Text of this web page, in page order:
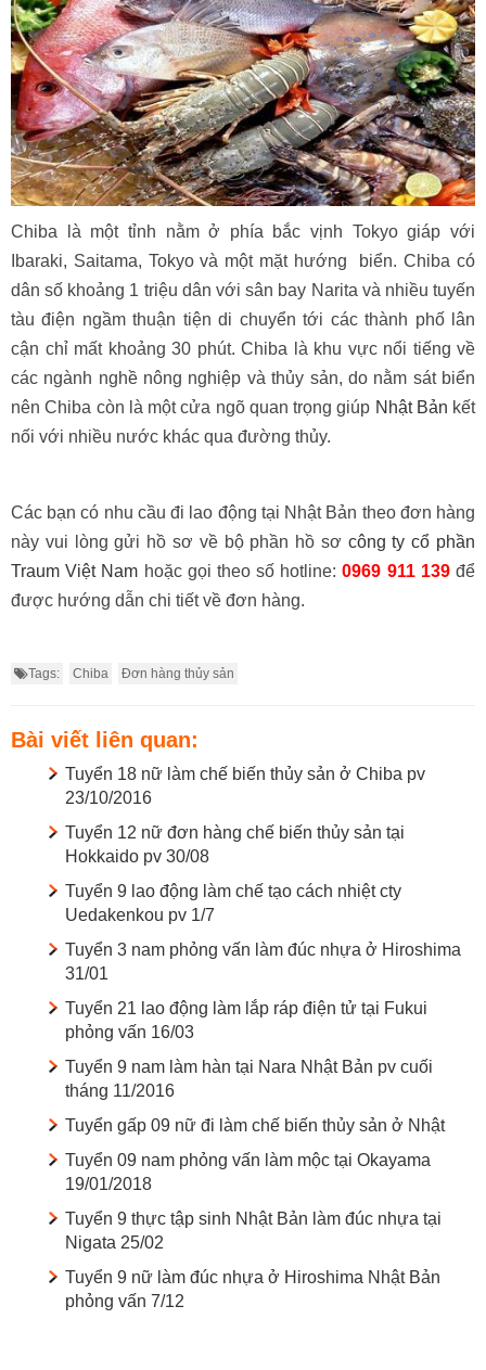
Chiba là một tỉnh nằm ở phía bắc vịnh Tokyo giáp với
Ibaraki, Saitama, Tokyo và một mặt hướng biển. Chiba có
dân số khoảng 1 triệu dân với sân bay Narita và nhiều tuyến
tàu điện ngầm thuận tiện di chuyển tới các thành phố lân
cận chỉ mất khoảng 30 phút. Chiba là khu vực nổi tiếng về
các ngành nghề nông nghiệp và thủy sản, do nằm sát biển
nên Chiba còn là một cửa ngõ quan trọng giúp Nhật Bản kết
nối với nhiều nước khác qua đường thủy.
Các bạn có nhu cầu đi lao động tại Nhật Bản theo đơn hàng
này vui lòng gửi hồ sơ về bộ phần hồ sơ công ty cổ phần
Traum Việt Nam hoặc gọi theo số hotline:0969 911 139để
được hướng dẫn chi tiết về đơn hàng.
Tags: Chiba Đơn hàng thủy sản
Bài viết liên quan:
Tuyển 18 nữ làm chế biến thủy sản ở Chiba pv
23/10/2016
Tuyển 12 nữ đơn hàng chế biến thủy sản tại
Hokkaido pv 30/08
Tuyển 9 lao động làm chế tạo cách nhiệt cty
Uedakenkou pv 1/7
Tuyển 3 nam phỏng vấn làm đúc nhựa ở Hiroshima
31/01
Tuyển 21 lao động làm lắp ráp điện tử tại Fukui
phỏng vấn 16/03
Tuyển 9 nam làm hàn tại Nara Nhật Bản pv cuối
tháng 11/2016
Tuyển gấp 09 nữ đi làm chế biến thủy sản ở Nhật
Tuyển 09 nam phỏng vấn làm mộc tại Okayama
19/01/2018
Tuyển 9 thực tập sinh Nhật Bản làm đúc nhựa tại
Nigata 25/02
Tuyển 9 nữ làm đúc nhựa ở Hiroshima Nhật Bản
phỏng vấn 7/12